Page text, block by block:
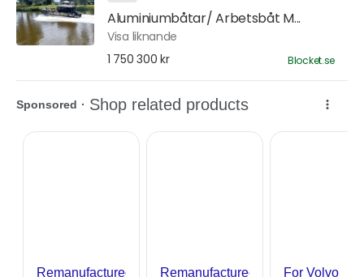
Aluminiumbåtar/ Arbetsbåt M...
Visa liknande
1 750 300 kr
Blocket.se